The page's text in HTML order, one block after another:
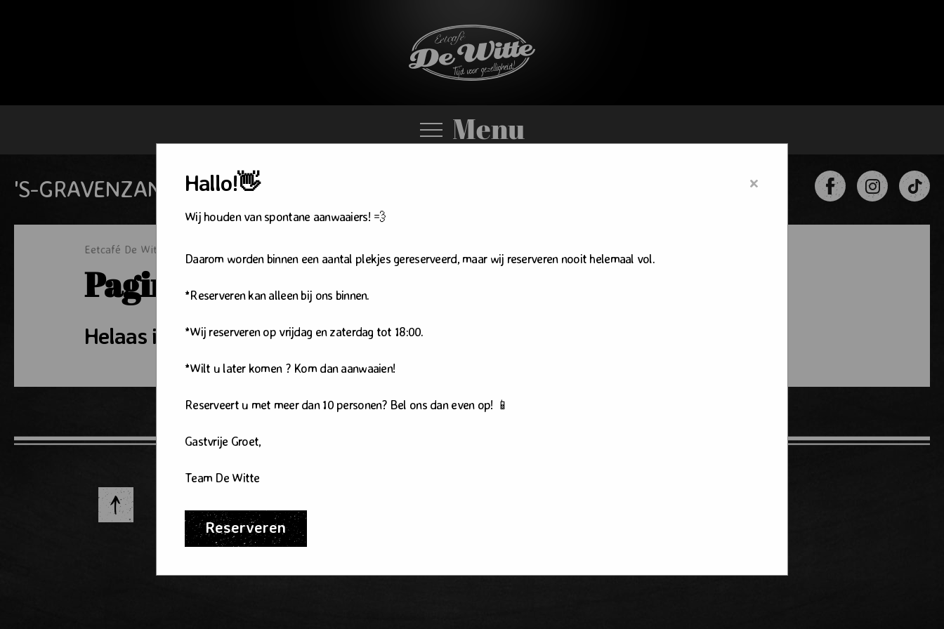
Menu
'S-GRAVENZANDE DE LIER
Eetcafé De Witte
Pagina niet gevonden
Helaas is de pagina die u zoekt niet (meer) beschikbaar.
×
Hallo!👋
Wij houden van spontane aanwaaiers! 💨
Daarom worden binnen een aantal plekjes gereserveerd, maar wij reserveren nooit helemaal vol.
*Reserveren kan alleen bij ons binnen.
*Wij reserveren op vrijdag en zaterdag tot 18:00.
*Wilt u later komen ? Kom dan aanwaaien!
Reserveert u met meer dan 10 personen? Bel ons dan even op! 📱
Gastvrije Groet,
Team De Witte
Reserveren